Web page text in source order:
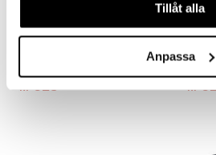
Tillåt alla
Anpassa
Salte Elektrolyter Apelsin
kr 325
Salte
SALTE
kr